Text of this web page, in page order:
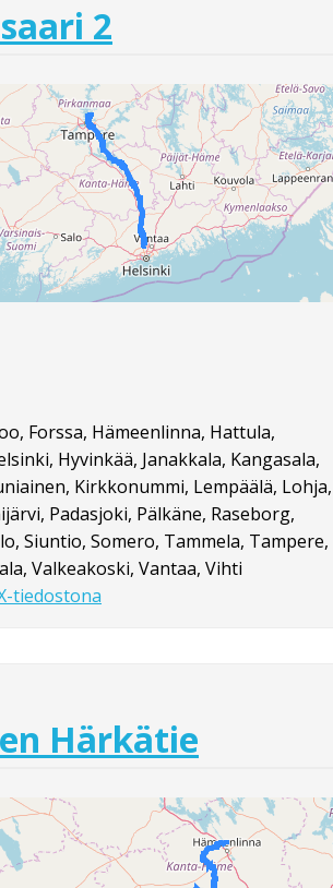
2
Forssa, Hämeenlinna, Hattula,
Hyvinkää, Janakkala, Kangasala,
Kirkkonummi, Lempäälä, Lohja,
Padasjoki, Pälkäne, Raseborg,
Siuntio, Somero, Tammela, Tampere,
Valkeakoski, Vantaa, Vihti
tiedostona
Härkätie